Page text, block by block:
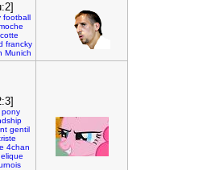
football
francky
Munich
pony
gentil
4chan